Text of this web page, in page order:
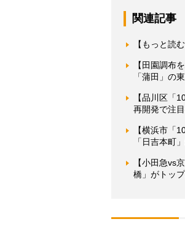
関連記事
【もっと読
【田園調布
「蒲田」の
【品川区「
再開発で注
【横浜市「
「日吉本町
【小田急vs
橋」がトッ